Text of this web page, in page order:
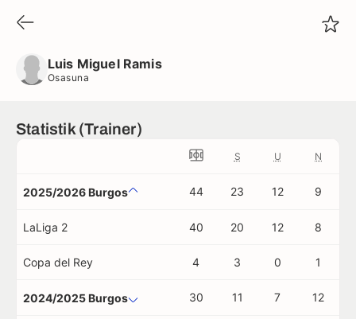
Luis Miguel Ramis
Osasuna
Statistik (Trainer)
S U N
2025/2026 Burgos 44 23 12 9
LaLiga 2 40 20 12 8
Copa del Rey 4 3 0 1
2024/2025 Burgos 30 11 7 12